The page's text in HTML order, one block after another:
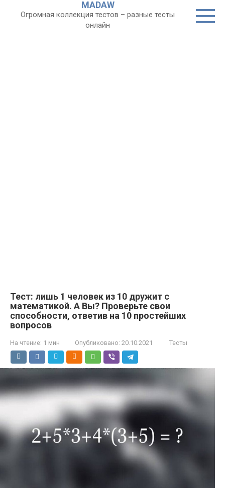
MADAW
Огромная коллекция тестов – разные тесты
онлайн
Тест: лишь 1 человек из 10 дружит с
математикой. А Вы? Проверьте свои
способности, ответив на 10 простейших
вопросов
На чтение: 1 мин Опубликовано: 20.10.2021 Тесты